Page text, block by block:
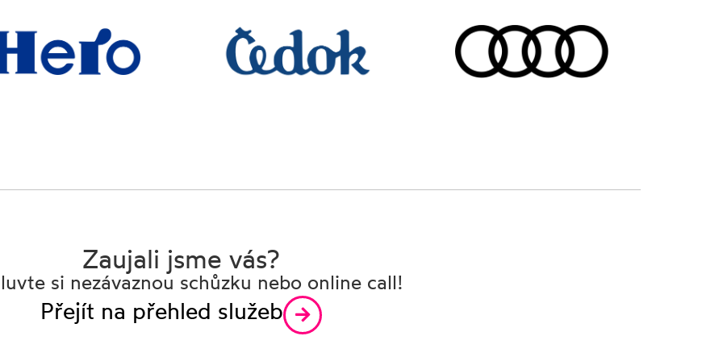
Zaujali jsme vás?
si nezávaznou schůzku nebo online call!
Přejít na přehled služeb